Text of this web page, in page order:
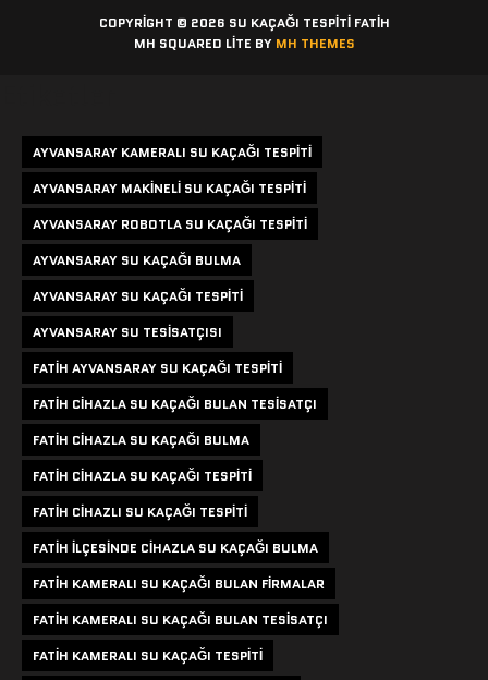
COPYRIGHT © 2026 SU KAÇAĞI TESPITI FATIH
MH SQUARED LITE BY MH THEMES
AYVANSARAY KAMERALI SU KAÇAĞI TESPITI
AYVANSARAY MAKINELI SU KAÇAĞI TESPITI
AYVANSARAY ROBOTLA SU KAÇAĞI TESPITI
AYVANSARAY SU KAÇAĞI BULMA
AYVANSARAY SU KAÇAĞI TESPITI
AYVANSARAY SU TESISATÇISI
FATIH AYVANSARAY SU KAÇAĞI TESPITI
FATIH CIHAZLA SU KAÇAĞI BULAN TESISATÇI
FATIH CIHAZLA SU KAÇAĞI BULMA
FATIH CIHAZLA SU KAÇAĞI TESPITI
FATIH CIHAZLI SU KAÇAĞI TESPITI
FATIH ILÇESINDE CIHAZLA SU KAÇAĞI BULMA
FATIH KAMERALI SU KAÇAĞI BULAN FIRMALAR
FATIH KAMERALI SU KAÇAĞI BULAN TESISATÇI
FATIH KAMERALI SU KAÇAĞI TESPITI